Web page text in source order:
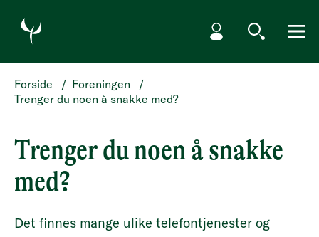
HOPP TIL HOVEDINNHOLD
Min side
Søk Meny
Forside / Foreningen
/
Trenger du noen å snakke med?
Trenger du noen å snakke
med?
Det finnes mange ulike telefontjenester og